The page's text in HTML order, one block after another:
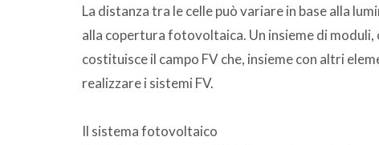
La distanza tra le celle può variare in base alla
alla copertura fotovoltaica. Un insieme di
costituisce il campo FV che, insieme con altri
realizzare i sistemi FV.
Il sistema fotovoltaico